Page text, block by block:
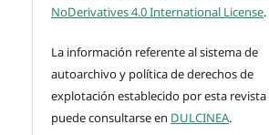
NoDerivatives 4.0 International License.
La información referente al sistema de
autoarchivo y política de derechos de
explotación establecido por esta revista
puede consultarse en DULCINEA.